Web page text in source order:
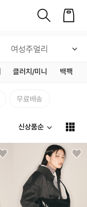
여성주얼리
클러치/미니 백팩
무료배송
신상품순